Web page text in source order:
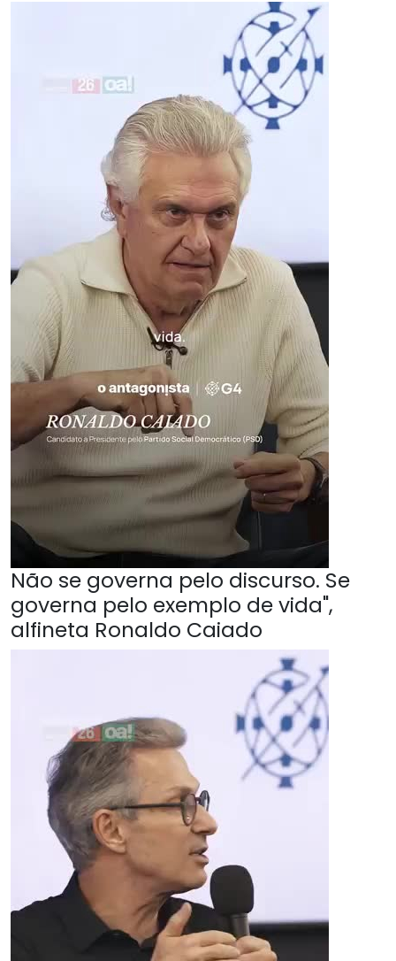
Não se governa pelo discurso. Se
governa pelo exemplo de vida",
alfineta Ronaldo Caiado